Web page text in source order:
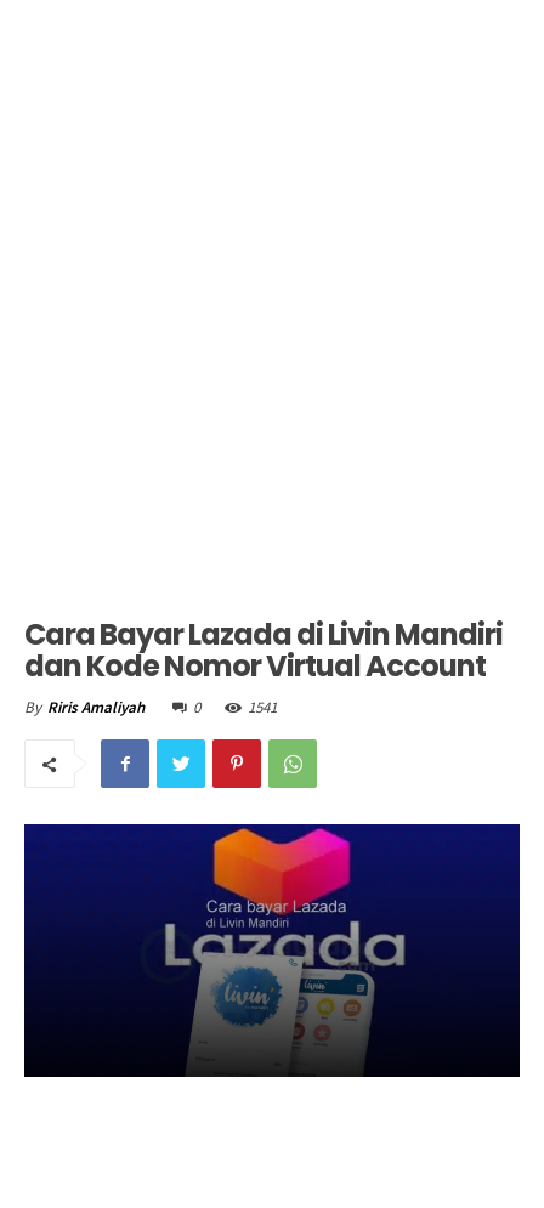
Cara Bayar Lazada di Livin Mandiri
dan Kode Nomor Virtual Account
By Riris Amaliyah 0 1541